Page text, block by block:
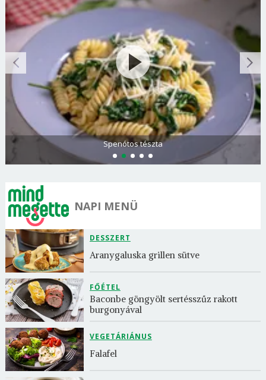
Spenótos tészta
NAPI MENÜ
DESSZERT
Aranygaluska grillen sütve
FŐÉTEL
Baconbe göngyölt sertésszűz rakott
burgonyával
VEGETÁRIÁNUS
Falafel